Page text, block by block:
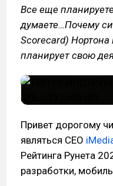
Все еще
думаете…Почему
Scorecard) Нортона
планирует свою
Привет дорогому
являться CEO
Рейтинга Рунета
разработки,